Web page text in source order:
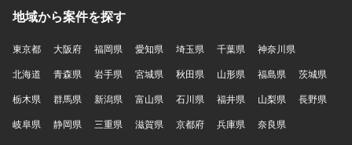
地域から案件を探す
東京都 大阪府 福岡県 愛知県 埼玉県 千葉県
神奈川県
北海道
青森県 岩手県 宮城県 秋田県 山形県 福島県
茨城県
栃木県
群馬県 新潟県 富山県 石川県 福井県 山梨県
長野県
岐阜県
静岡県 三重県 滋賀県 京都府 兵庫県
奈良県